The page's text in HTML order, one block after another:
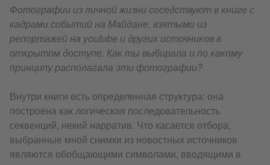
Фотографии из личной жизни соседствуют в книге с
кадрами событий на Майдане, взятыми из
репортажей на youtube и других источников в
открытом доступе. Как ты выбирала и по какому
принципу располагала эти фотографии?
Внутри книги есть определенная структура: она
построена как логическая последовательность
секвенций, некий нарратив. Что касается отбора,
выбранные мной снимки из новостных источников
являются обобщающими символами, вводящими в